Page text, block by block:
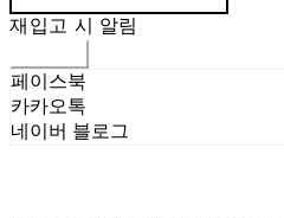
재입고 시 알림
페이스북
카카오톡
네이버 블로그